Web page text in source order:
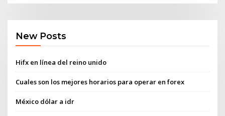
New Posts
Hifx en línea del reino unido
Cuales son los mejores horarios para operar en forex
México dólar a idr